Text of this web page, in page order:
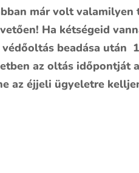
már volt valamilyen
Ha kétségeid
beadása után
az oltás időpontját
az éjjeli ügyeletre